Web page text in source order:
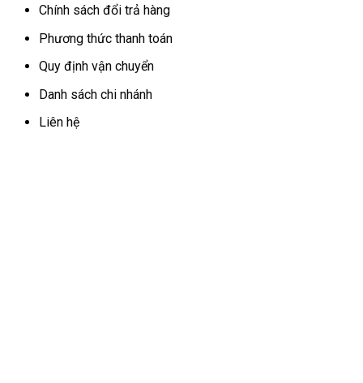
Chính sách đổi trả hàng
Phương thức thanh toán
Quy định vận chuyển
Danh sách chi nhánh
Liên hệ